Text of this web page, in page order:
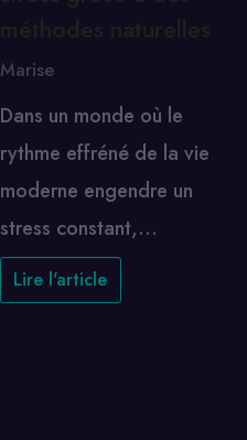
Marise
Dans un monde où le
rythme effréné de la vie
moderne engendre un
stress constant,…
Lire l'article